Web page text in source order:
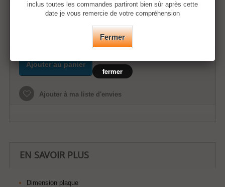
Ajouter au panier
Ajouter à ma liste d'envies
EN SAVOIR PLUS
Dimension plaque
inclus toutes les commandes partiront bien sûr après cette
date je vous remercie de votre compréhension
Fermer
fermer